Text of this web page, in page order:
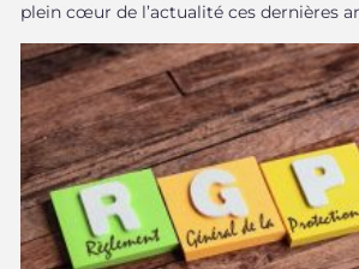
plein cœur de l’actualité ces dernières